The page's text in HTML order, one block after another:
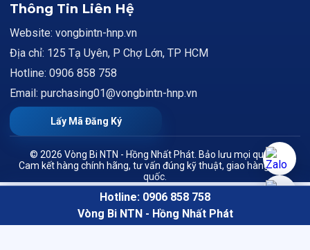
Hotline: 0906 858 758
Vòng Bi NTN - Hồng Nhất Phát
Thông Tin Liên Hệ
Website: vongbintn-hnp.vn
Địa chỉ: 125 Tạ Uyên, P Chợ Lớn, TP HCM
Hotline: 0906 858 758
Email: purchasing01@vongbintn-hnp.vn
Lấy Mã Đăng Ký
© 2026 Vòng Bi NTN - Hồng Nhất Phát. Bảo lưu mọi quyền.
Cam kết hàng chính hãng, tư vấn đúng kỹ thuật, giao hàng toàn
quốc.